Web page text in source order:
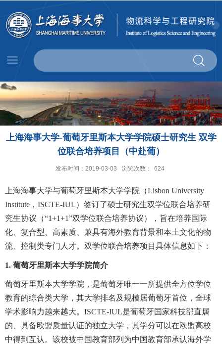
上海海事大学-葡萄牙里斯本大学学院硕士研究生 双学
位联合培养项目（中赴葡）
发布时间：2019-03-03 浏览次数： 624
上海海事大学与葡萄牙里斯本大学学院（Lisbon University
Institute ， ISCTE-IUL）签订了硕士研究生双学位联合培养研
究生协议（“1+1+1”双学位联合培养协议），旨在培养国际
化、复合型、高素质、兼具有海外教育背景和本土文化的物
流、控制类专门人才。双学位联合培养项目具体信息如下：
1. 葡萄牙里斯本大学学院简介
葡萄牙里斯本大学学院，是葡萄牙唯一一所提供全方位学位
教育的综合类大学，其大学排名及规模居葡萄牙首位，全球
学术影响力越来越大。 ISCTE-IUL是葡萄牙国家科技部直属
的、具备欧盟质量认证的独立大学，其学分可以在欧盟高校
中得到互认。该校被中国教育部列为中国教育部承认海外学